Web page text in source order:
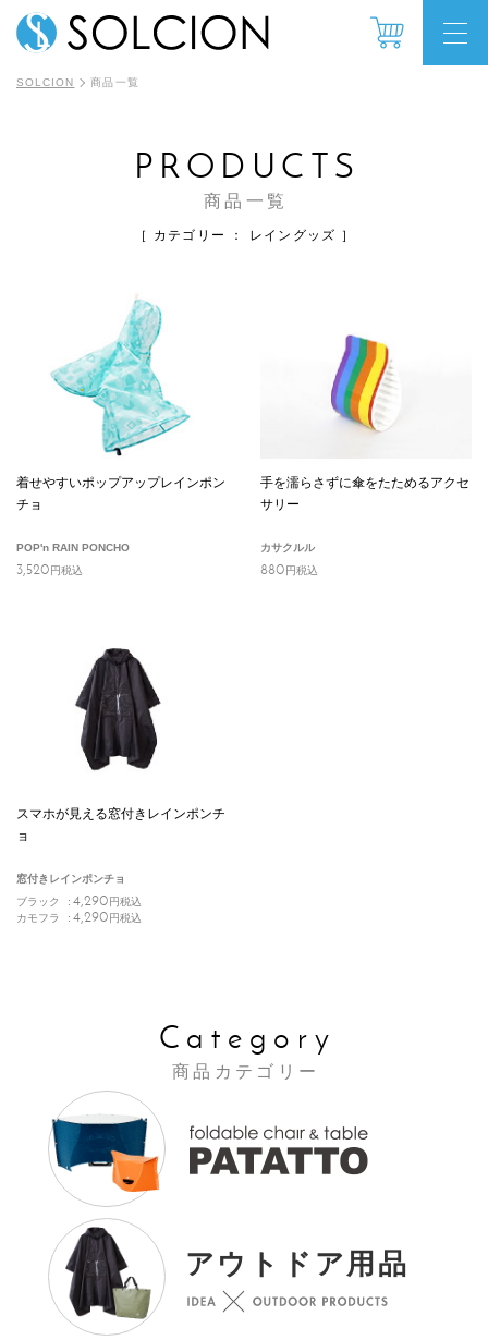
SOLCION 商品一覧
PRODUCTS
商品一覧
［ カテゴリー ： レイングッズ ］
POP'n RAIN PONCHO
3,520円税込
着せやすいポップアップレインポン
チョ
カサクルル
880円税込
手を濡らさずに傘をたためるアクセ
サリー
窓付きレインポンチョ
ブラック
4,290円税込
カモフラ
4,290円税込
スマホが見える窓付きレインポンチ
ョ
Category
商品カテゴリー
アウトドア用品